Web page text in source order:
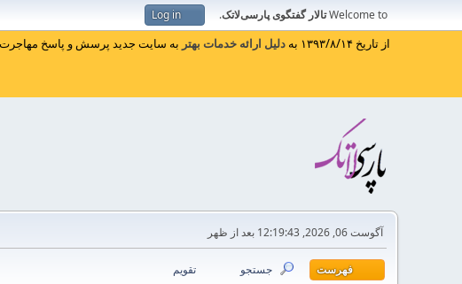
Welcome toتالار گفتگوی پارسی‌لاتک.
Log in
از تاریخ ۱۳۹۳/۸/۱۴ به دلیل ارائه خدمات بهتر به سایت جدید پرسش و پاسخ مهاجرت
آگوست 06, 2026, 12:19:43 بعد از ظهر
فهرست جستجو تقویم